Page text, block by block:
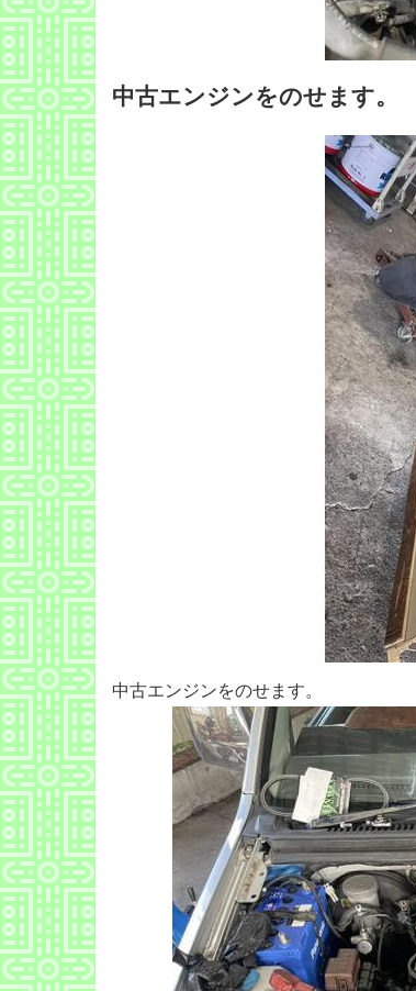
中古エンジンをのせます。
中古エンジンをのせます。